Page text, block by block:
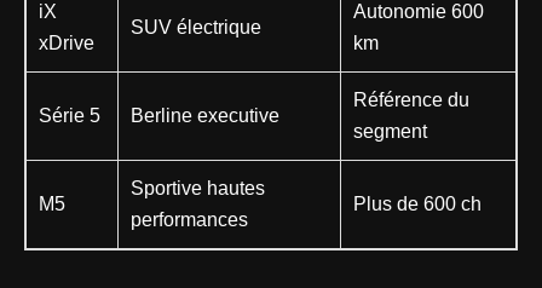
iX
xDrive
SUV électrique
Autonomie 600
km
Série 5 Berline executive
Référence du
segment
M5
Sportive hautes
performances
Plus de 600 ch